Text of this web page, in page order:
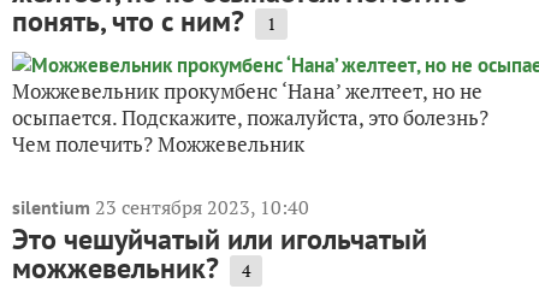
понять, что с ним? 1
Можжевельник прокумбенс ‘Нана’ желтеет, но не
осыпается. Подскажите, пожалуйста, это болезнь?
Чем полечить? Можжевельник
silentium 23 сентября 2023, 10:40
Это чешуйчатый или игольчатый
можжевельник? 4